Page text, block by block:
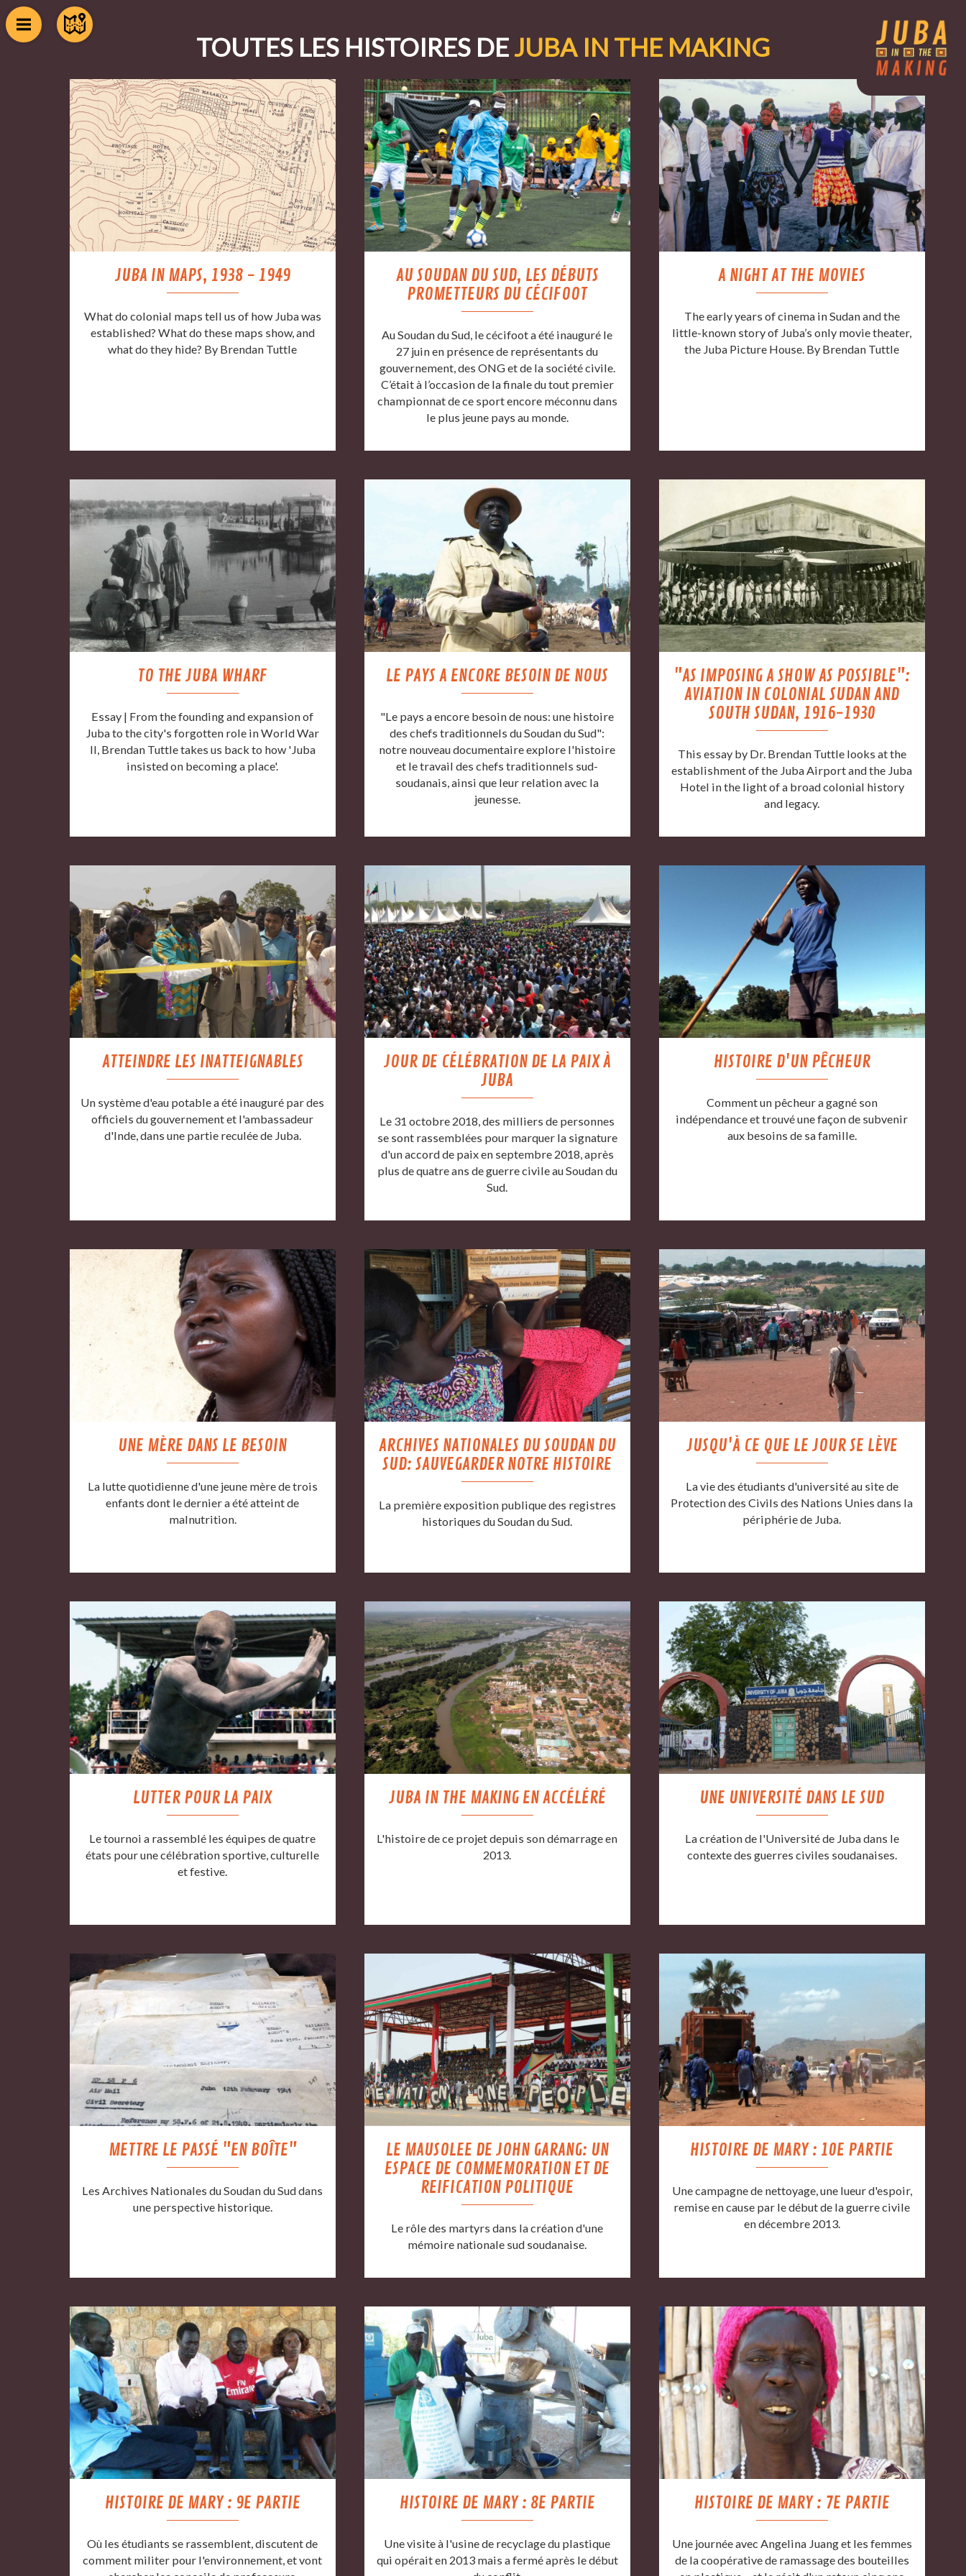
TOUTES LES HISTOIRES DEJUBA IN THE MAKING
JUBA IN MAPS, 1938 - 1949
What do colonial maps tell us of how Juba was
established? What do these maps show, and
what do they hide? By Brendan Tuttle
AU SOUDAN DU SUD, LES DÉBUTS
PROMETTEURS DU CÉCIFOOT
Au Soudan du Sud, le cécifoot a été inauguré le
27 juin en présence de représentants du
gouvernement, des ONG et de la société civile.
C’était à l’occasion de la finale du tout premier
championnat de ce sport encore méconnu dans
le plus jeune pays au monde.
A NIGHT AT THE MOVIES
The early years of cinema in Sudan and the
little-known story of Juba’s only movie theater,
the Juba Picture House. By Brendan Tuttle
TO THE JUBA WHARF
Essay | From the founding and expansion of
Juba to the city's forgotten role in World War
II, Brendan Tuttle takes us back to how 'Juba
insisted on becoming a place'.
LE PAYS A ENCORE BESOIN DE NOUS
"Le pays a encore besoin de nous: une histoire
des chefs traditionnels du Soudan du Sud":
notre nouveau documentaire explore l'histoire
et le travail des chefs traditionnels sud-
soudanais, ainsi que leur relation avec la
jeunesse.
"AS IMPOSING A SHOW AS POSSIBLE":
AVIATION IN COLONIAL SUDAN AND
SOUTH SUDAN, 1916-1930
This essay by Dr. Brendan Tuttle looks at the
establishment of the Juba Airport and the Juba
Hotel in the light of a broad colonial history
and legacy.
ATTEINDRE LES INATTEIGNABLES
Un système d'eau potable a été inauguré par des
officiels du gouvernement et l'ambassadeur
d'Inde, dans une partie reculée de Juba.
JOUR DE CÉLÉBRATION DE LA PAIX À
JUBA
Le 31 octobre 2018, des milliers de personnes
se sont rassemblées pour marquer la signature
d'un accord de paix en septembre 2018, après
plus de quatre ans de guerre civile au Soudan du
Sud.
HISTOIRE D'UN PÊCHEUR
Comment un pêcheur a gagné son
indépendance et trouvé une façon de subvenir
aux besoins de sa famille.
UNE MÈRE DANS LE BESOIN
La lutte quotidienne d'une jeune mère de trois
enfants dont le dernier a été atteint de
malnutrition.
ARCHIVES NATIONALES DU SOUDAN DU
SUD: SAUVEGARDER NOTRE HISTOIRE
La première exposition publique des registres
historiques du Soudan du Sud.
JUSQU'À CE QUE LE JOUR SE LÈVE
La vie des étudiants d'université au site de
Protection des Civils des Nations Unies dans la
périphérie de Juba.
LUTTER POUR LA PAIX
Le tournoi a rassemblé les équipes de quatre
états pour une célébration sportive, culturelle
et festive.
JUBA IN THE MAKING EN ACCÉLÉRÉ
L'histoire de ce projet depuis son démarrage en
2013.
UNE UNIVERSITÉ DANS LE SUD
La création de l'Université de Juba dans le
contexte des guerres civiles soudanaises.
METTRE LE PASSÉ "EN BOÎTE"
Les Archives Nationales du Soudan du Sud dans
une perspective historique.
LE MAUSOLEE DE JOHN GARANG: UN
ESPACE DE COMMEMORATION ET DE
REIFICATION POLITIQUE
Le rôle des martyrs dans la création d'une
mémoire nationale sud soudanaise.
HISTOIRE DE MARY : 10E PARTIE
Une campagne de nettoyage, une lueur d'espoir,
remise en cause par le début de la guerre civile
en décembre 2013.
HISTOIRE DE MARY : 9E PARTIE
Où les étudiants se rassemblent, discutent de
comment militer pour l'environnement, et vont
HISTOIRE DE MARY : 8E PARTIE
Une visite à l'usine de recyclage du plastique
qui opérait en 2013 mais a fermé après le début
HISTOIRE DE MARY : 7E PARTIE
Une journée avec Angelina Juang et les femmes
de la coopérative de ramassage des bouteilles